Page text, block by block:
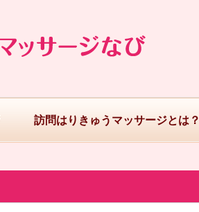
訪問はりきゅうマッサージとは？